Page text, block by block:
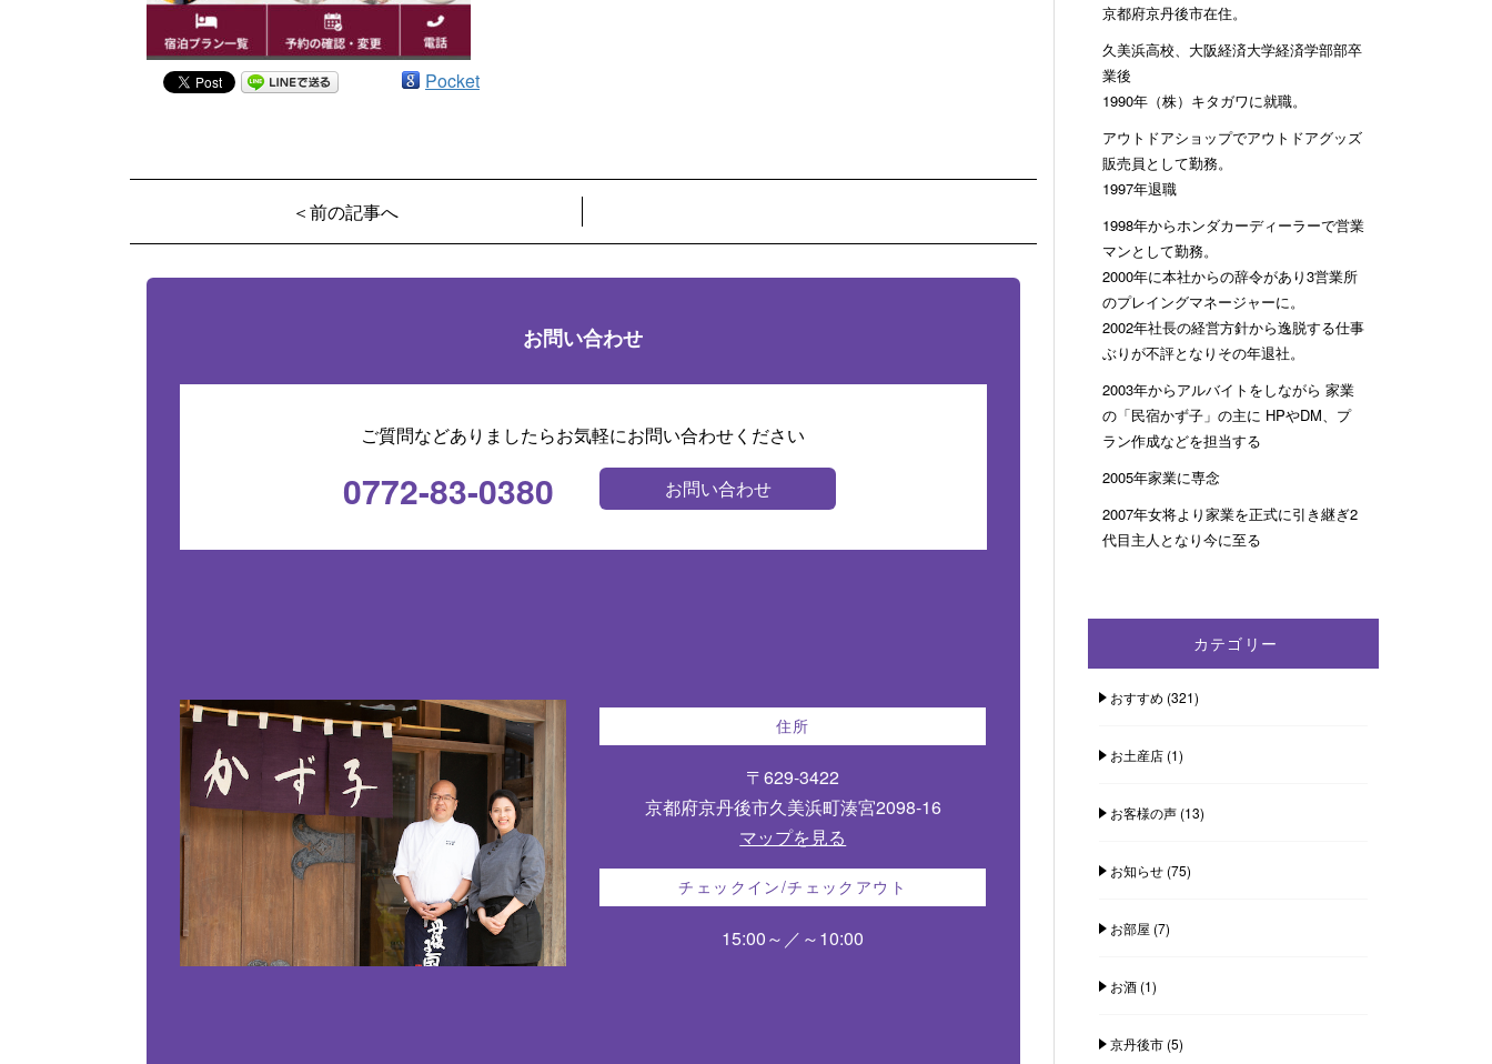
Pocket
＜前の記事へ
お問い合わせ
ご質問などありましたらお気軽にお問い合わせください
0772-83-0380 お問い合わせ
住所
〒629-3422
京都府京丹後市久美浜町湊宮2098-16
マップを見る
チェックイン/チェックアウト
15:00～／～10:00
京都府京丹後市在住。
久美浜高校、大阪経済大学経済学部部卒
業後
1990年（株）キタガワに就職。
アウトドアショップでアウトドアグッズ
販売員として勤務。
1997年退職
1998年からホンダカーディーラーで営業
マンとして勤務。
2000年に本社からの辞令があり3営業所
のプレイングマネージャーに。
2002年社長の経営方針から逸脱する仕事
ぶりが不評となりその年退社。
2003年からアルバイトをしながら 家業
の「民宿かず子」の主に HPやDM、プ
ラン作成などを担当する
2005年家業に専念
2007年女将より家業を正式に引き継ぎ2
代目主人となり今に至る
カテゴリー
おすすめ (321)
お土産店(1)
お客様の声(13)
お知らせ(75)
お部屋 (7)
お酒(1)
京丹後市(5)